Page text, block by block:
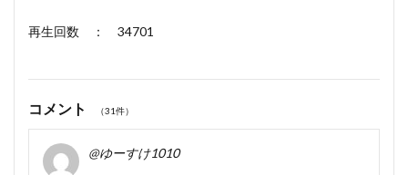
再生回数 ： 34701
コメント （31件）
@ゆーすけ1010